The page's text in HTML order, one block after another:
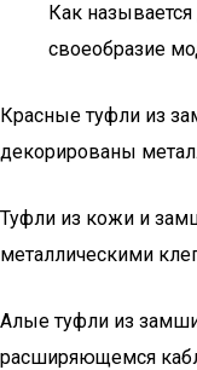
Как
своеобразие
Красные туфли из
декорированы
Туфли из кожи и
металлическими
Алые туфли из
расширяющемся